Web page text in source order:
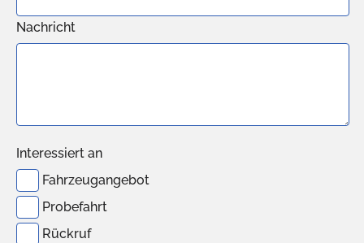
Nachricht
Interessiert an
Fahrzeugangebot
Probefahrt
Rückruf